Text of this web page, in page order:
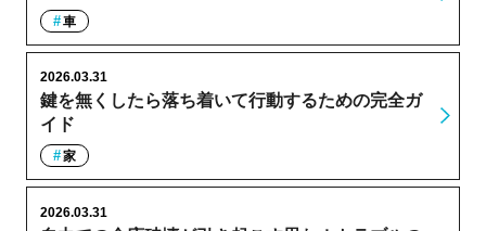
車
鍵を無くしたら落ち着いて行動するための完全ガ
イド
2026.03.31
家
2026.03.31